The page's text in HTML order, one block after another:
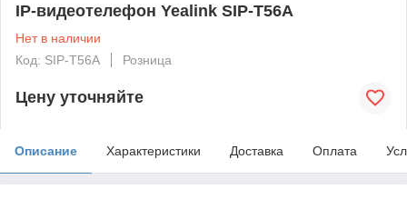
IP-видеотелефон Yealink SIP-T56A
Нет в наличии
Код: SIP-T56A
Розница
Цену уточняйте
Описание Характеристики Доставка Оплата